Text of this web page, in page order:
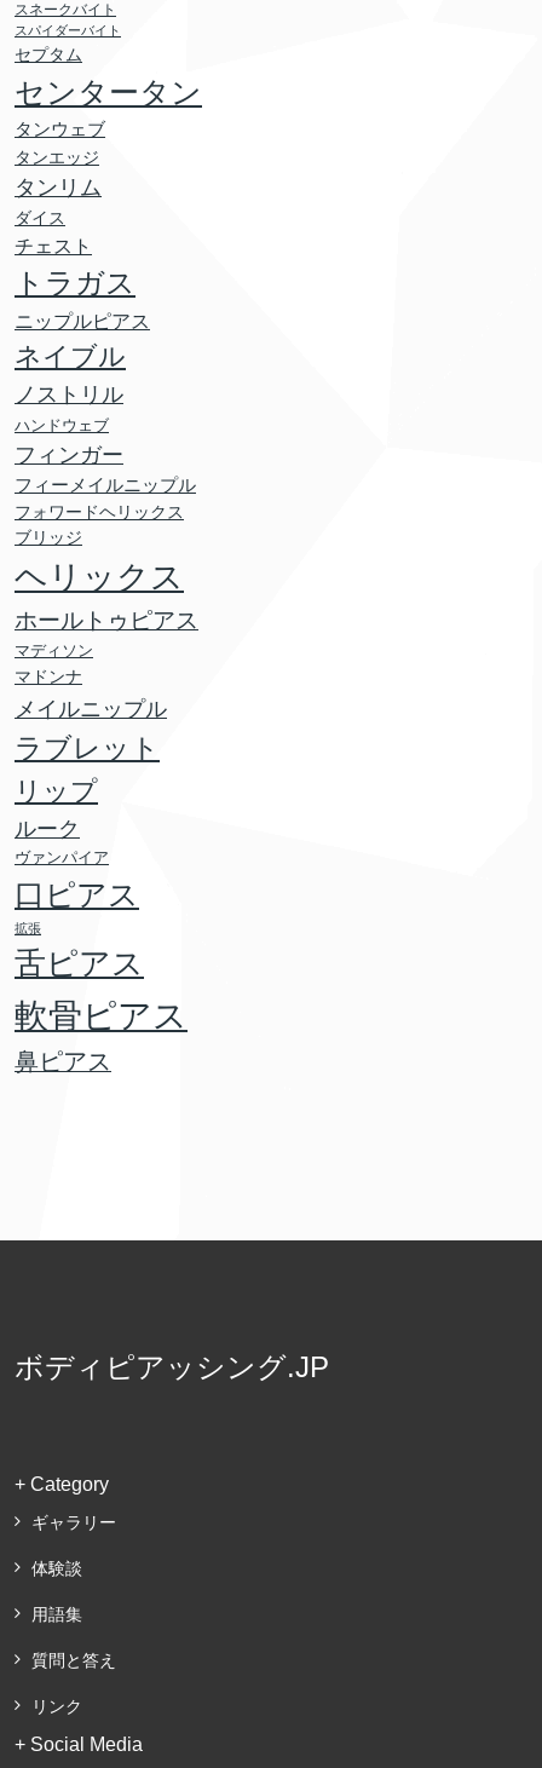
スネークバイト
スパイダーバイト
セプタム
センタータン
タンウェブ
タンエッジ
タンリム
ダイス
チェスト
トラガス
ニップルピアス
ネイブル
ノストリル
ハンドウェブ
フィンガー
フィーメイルニップル
フォワードヘリックス
ブリッジ
ヘリックス
ホールトゥピアス
マディソン
マドンナ
メイルニップル
ラブレット
リップ
ルーク
ヴァンパイア
口ピアス
拡張
舌ピアス
軟骨ピアス
鼻ピアス
ボディピアッシング.JP
+ Category
ギャラリー
体験談
用語集
質問と答え
リンク
+ Social Media